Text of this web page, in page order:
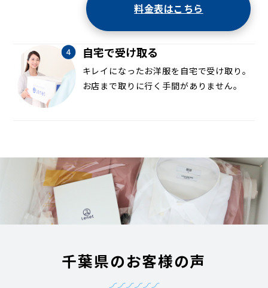
料金表はこちら
自宅で受け取る
キレイになったお洋服を自宅で受け取り。
お店まで取りに行く手間がありません。
千葉県のお客様の声